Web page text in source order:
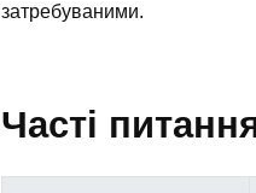
затребуваними.
Часті